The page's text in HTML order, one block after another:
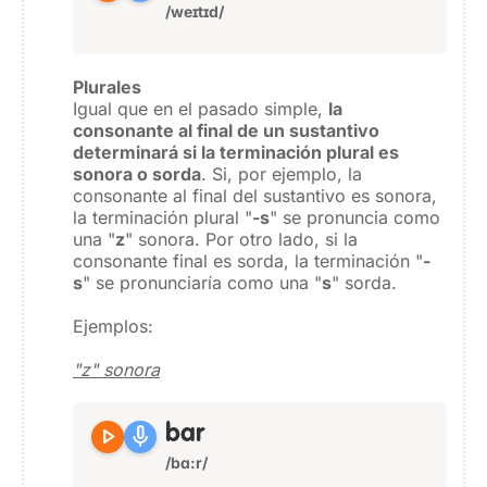
/weɪtɪd/
Plurales
Igual que en el pasado simple, la
consonante al final de un sustantivo
determinará si la terminación plural es
sonora o sorda. Si, por ejemplo, la
consonante al final del sustantivo es sonora,
la terminación plural "-s" se pronuncia como
una "z" sonora. Por otro lado, si la
consonante final es sorda, la terminación "-
s" se pronunciaría como una "s" sorda.
Ejemplos:
"z" sonora
play_arrow mic bar
/bɑ:r/